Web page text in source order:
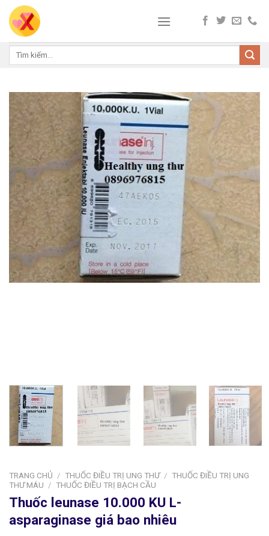
Skip
content
Tìm
TRANG CHỦ / THUỐC ĐIỀU TRỊ UNG THƯ / THUỐC ĐIỀU TRỊ UNG
THƯ MÁU / THUỐC ĐIỀU TRỊ BẠCH CẦU
Thuốc leunase 10.000 KU L-
asparaginase giá bao nhiêu